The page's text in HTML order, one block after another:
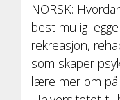
NORSK:
best mulig
rekreasjon,
som skaper
lære mer om